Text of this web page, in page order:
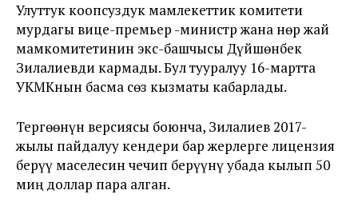
Улуттук коопсуздук мамлекеттик комитети
мурдагы вице-премьер -министр жана Өнөр жай
мамкомитетинин экс-башчысы Дүйшөнбек
Зилалиевди кармады. Бул тууралуу 16-мартта
УКМКнын басма сөз кызматы кабарлады.
Тергөөнүн версиясы боюнча, Зилалиев 2017-
жылы пайдалуу кендери бар жерлерге лицензия
берүү маселесин чечип берүүнү убада кылып 50
миң доллар пара алган.